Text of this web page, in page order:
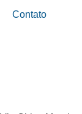
Contato